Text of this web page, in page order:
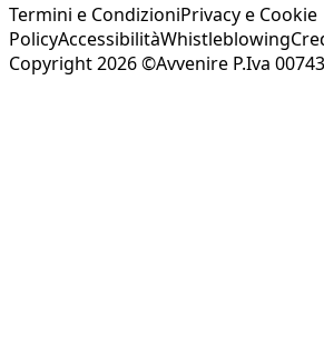
Termini e CondizioniPrivacy e Cookie
PolicyAccessibilitàWhistleblowing
Copyright 2026 ©Avvenire P.Iva